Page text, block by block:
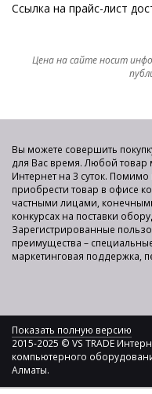
Ссылка на прайс-лист
Цена на сайте носит
Вы можете совершить
для Вас время. Любой товар
Интернет на 3 суток.
приобрести товар в офисе
частными лицами,
конкурсах на поставки
Зарегистрированные
преимущества –
маркетинговая поддержка,
Показать полную версию
2015-2025 © VS TRADE
компьютерного
Алматы.